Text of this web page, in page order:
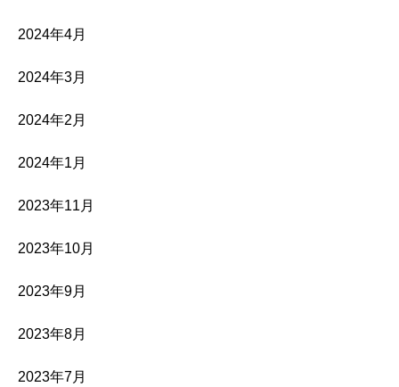
2024年4月
2024年3月
2024年2月
2024年1月
2023年11月
2023年10月
2023年9月
2023年8月
2023年7月